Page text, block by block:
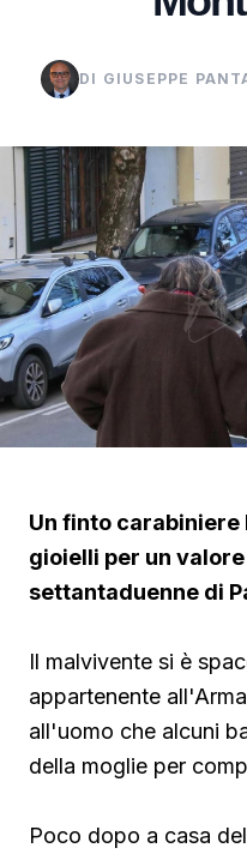
DI GIUSEPPE
Un finto
gioielli per un
settantaduenne di
Il malvivente si è
appartenente
all'uomo che alcuni
della moglie per
Poco dopo a casa